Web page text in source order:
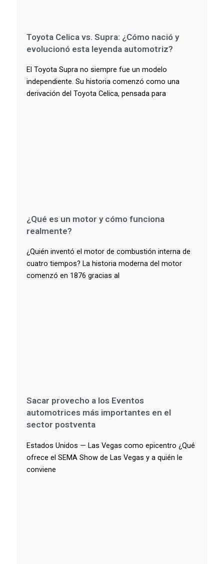
Toyota Celica vs. Supra: ¿Cómo nació y
evolucionó esta leyenda automotriz?
El Toyota Supra no siempre fue un modelo
independiente. Su historia comenzó como una
derivación del Toyota Celica, pensada para
¿Qué es un motor y cómo funciona
realmente?
¿Quién inventó el motor de combustión interna de
cuatro tiempos? La historia moderna del motor
comenzó en 1876 gracias al
Sacar provecho a los Eventos
automotrices más importantes en el
sector postventa
Estados Unidos — Las Vegas como epicentro ¿Qué
ofrece el SEMA Show de Las Vegas y a quién le
conviene